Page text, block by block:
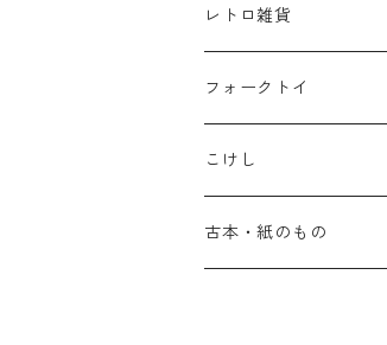
レトロ雑貨
フォークトイ
こけし
古本・紙のもの